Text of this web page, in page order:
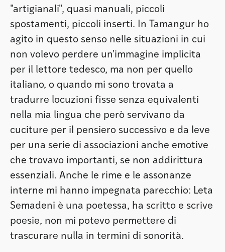
"artigianali", quasi manuali, piccoli
spostamenti, piccoli inserti. In Tamangur ho
agito in questo senso nelle situazioni in cui
non volevo perdere un'immagine implicita
per il lettore tedesco, ma non per quello
italiano, o quando mi sono trovata a
tradurre locuzioni fisse senza equivalenti
nella mia lingua che però servivano da
cuciture per il pensiero successivo e da leve
per una serie di associazioni anche emotive
che trovavo importanti, se non addirittura
essenziali. Anche le rime e le assonanze
interne mi hanno impegnata parecchio: Leta
Semadeni è una poetessa, ha scritto e scrive
poesie, non mi potevo permettere di
trascurare nulla in termini di sonorità.